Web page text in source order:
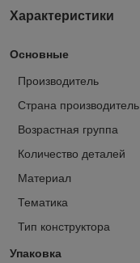
Характеристики
Основные
Производитель
Страна производитель
Возрастная группа
Количество деталей
Материал
Тематика
Тип конструктора
Упаковка